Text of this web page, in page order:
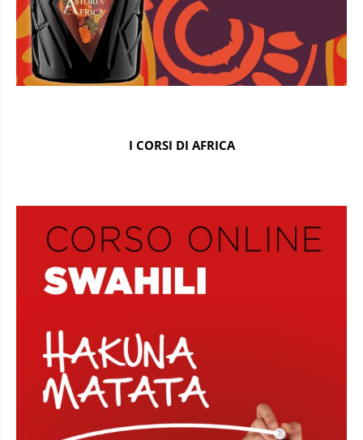
I CORSI DI AFRICA